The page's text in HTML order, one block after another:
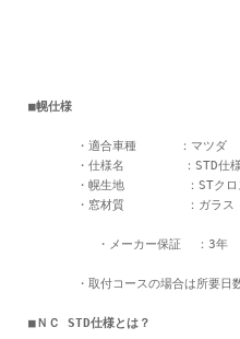
■幌仕様
・適合車種    　：マツダ　ロ
・仕様名　　　   ：STD仕
・幌生地　 　    ：STクロス
・窓材質　　     ：ガラス（熱
・メーカー保証  ：3
・取付コースの場合は所要日数
■ＮＣ STD仕様とは？